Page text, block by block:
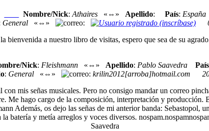
Nombre/Nick:Athaires«⇔» Apellido: País: España
General «⇔» :
bienvenida a nuestro libro de visitas, espero que sea de su
Nick: Fleishmann «⇔» Apellido: Pablo Saavedra País
: General«⇔» : krilin2012[arroba]hotmail.com
mis señas musicales. Pero no consigo mandar un correo
Me hago cargo de la composición, interpretación y producción.
Además, os dejo las señas de mi anterior banda:
batería y metía arreglos y voces diversos.
Saavedra